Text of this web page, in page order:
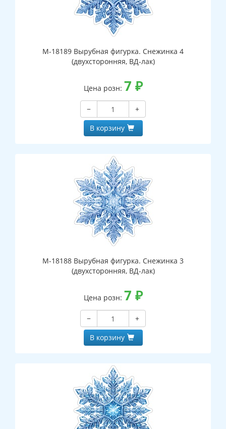
М-18189 Вырубная фигурка. Снежинка 4
(двухсторонняя, ВД-лак)
Цена розн: 7 ₽
−
+
В корзину
М-18188 Вырубная фигурка. Снежинка 3
(двухсторонняя, ВД-лак)
Цена розн: 7 ₽
−
+
В корзину